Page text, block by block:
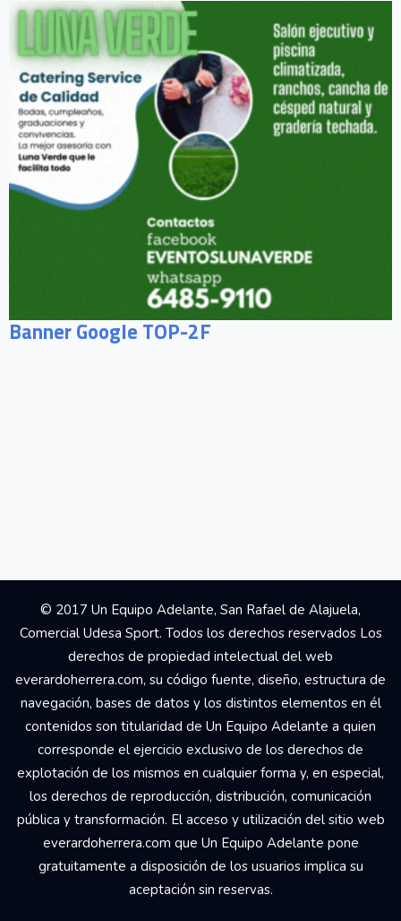
Banner Google TOP-2F
© 2017 Un Equipo Adelante, San Rafael de Alajuela,
Comercial Udesa Sport. Todos los derechos reservados Los
derechos de propiedad intelectual del web
everardoherrera.com, su código fuente, diseño, estructura de
navegación, bases de datos y los distintos elementos en él
contenidos son titularidad de Un Equipo Adelante a quien
corresponde el ejercicio exclusivo de los derechos de
explotación de los mismos en cualquier forma y, en especial,
los derechos de reproducción, distribución, comunicación
pública y transformación. El acceso y utilización del sitio web
everardoherrera.com que Un Equipo Adelante pone
gratuitamente a disposición de los usuarios implica su
aceptación sin reservas.